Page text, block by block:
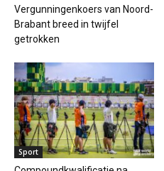
Vergunningenkoers van Noord-
Brabant breed in twijfel
getrokken
Sport